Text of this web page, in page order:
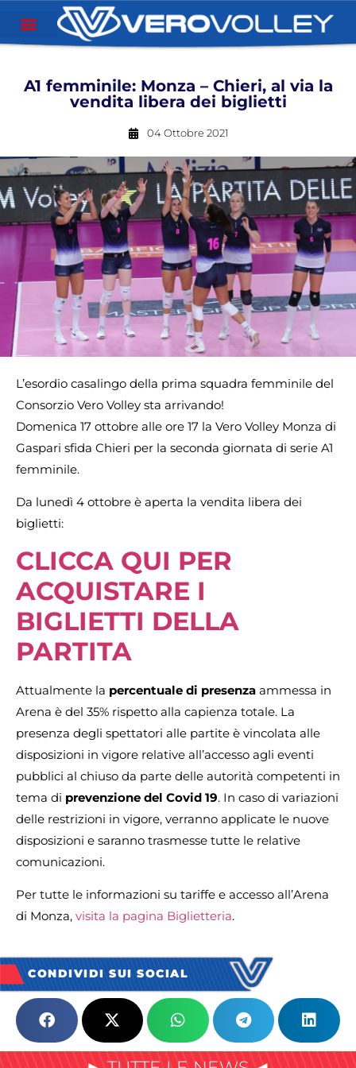
A1 femminile: Monza – Chieri, al via la
vendita libera dei biglietti
04 Ottobre 2021
L’esordio casalingo della prima squadra femminile del
Consorzio Vero Volley sta arrivando!
Domenica 17 ottobre alle ore 17 la Vero Volley Monza di
Gaspari sfida Chieri per la seconda giornata di serie A1
femminile.
Da lunedì 4 ottobre è aperta la vendita libera dei
biglietti:
CLICCA QUI PER
ACQUISTARE I
BIGLIETTI DELLA
PARTITA
Attualmente la percentuale di presenza ammessa in
Arena è del 35% rispetto alla capienza totale. La
presenza degli spettatori alle partite è vincolata alle
disposizioni in vigore relative all’accesso agli eventi
pubblici al chiuso da parte delle autorità competenti in
tema di prevenzione del Covid 19. In caso di variazioni
delle restrizioni in vigore, verranno applicate le nuove
disposizioni e saranno trasmesse tutte le relative
comunicazioni.
Per tutte le informazioni su tariffe e accesso all’Arena
di Monza, visita la pagina Biglietteria.
CONDIVIDI SUI SOCIAL